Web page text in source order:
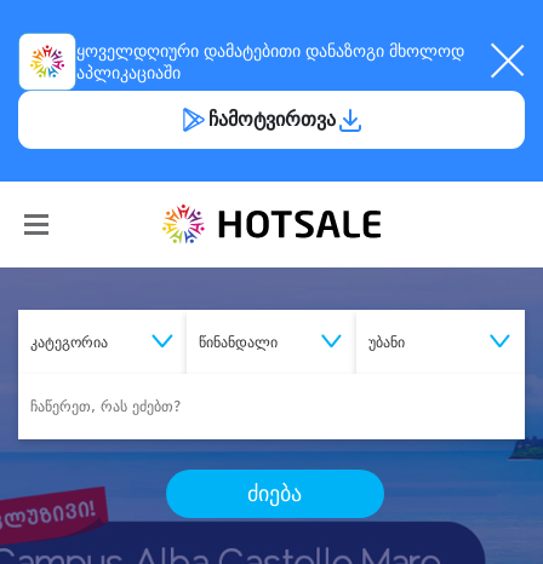
ყოველდღიური დამატებითი დანაზოგი მხოლოდ
აპლიკაციაში
ჩამოტვირთვა
კატეგორია წინანდალი უბანი
ძიება